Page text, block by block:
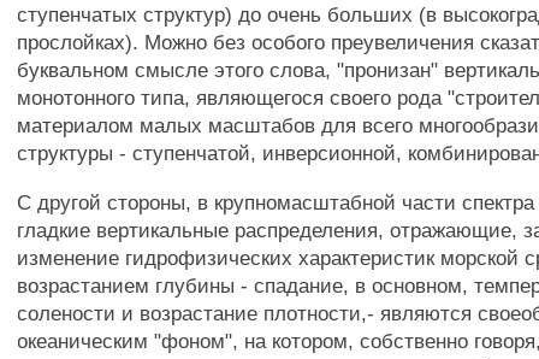
ступенчатых структур) до очень больших (в
прослойках). Можно без особого преувеличения
буквальном смысле этого слова, "пронизан"
монотонного типа, являющегося своего рода
материалом малых масштабов для всего
структуры - ступенчатой, инверсионной,
С другой стороны, в крупномасштабной части спектра
гладкие вертикальные распределения, отражающие,
изменение гидрофизических характеристик морской
возрастанием глубины - спадание, в основном,
солености и возрастание плотности,- являются
океаническим "фоном", на котором, собственно